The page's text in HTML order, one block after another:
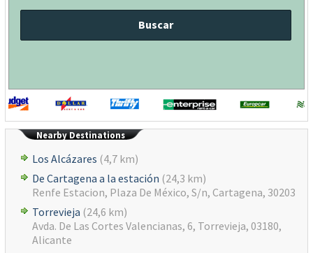
Buscar
Nearby Destinations
Los Alcázares (4,7 km)
De Cartagena a la estación (24,3 km)
Renfe Estacion, Plaza De México, S/n, Cartagena, 30203
Torrevieja (24,6 km)
Avda. De Las Cortes Valencianas, 6, Torrevieja, 03180,
Alicante